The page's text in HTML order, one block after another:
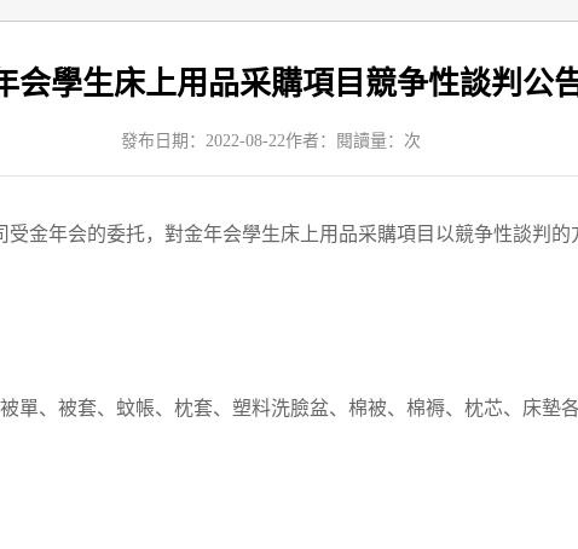
会學生床上用品采購項目競争性談判公
發布日期：2022-08-22作者： 閱讀量： 次
金年会的委托，對金年会學生床上用品采購項目以競争性談判
單、被套、蚊帳、枕套、塑料洗臉盆、棉被、棉褥、枕芯、床墊各